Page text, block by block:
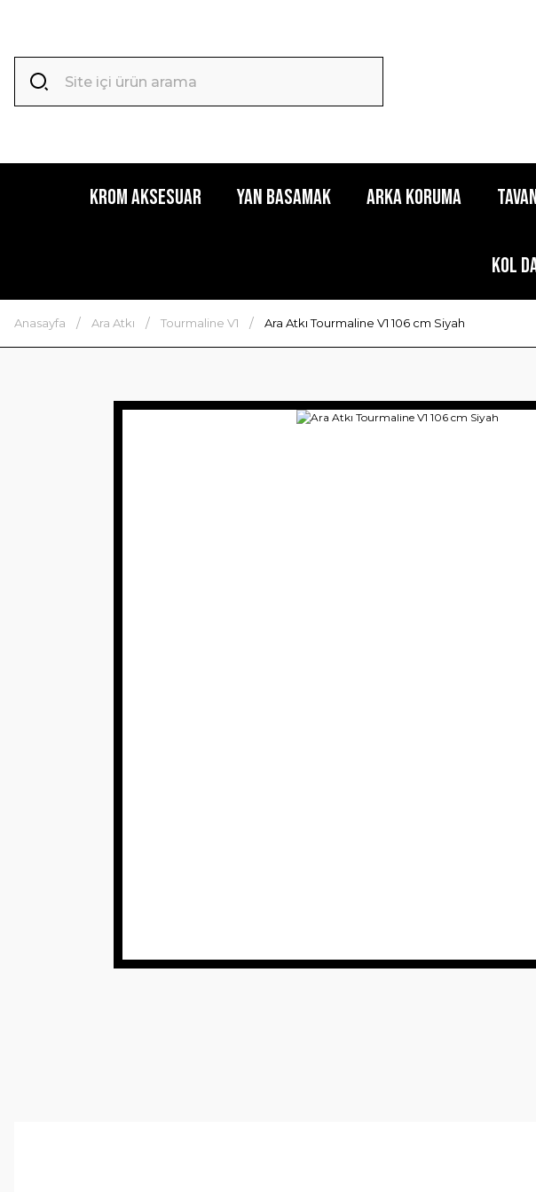
Krom Aksesuar Yan Basamak Arka Koruma
Kol
Anasayfa Ara Atkı Tourmaline V1 Ara Atkı Tourmaline V1 106 cm Siyah